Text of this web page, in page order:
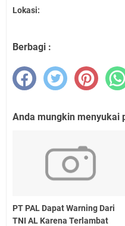
Lokasi:
Berbagi :
Anda mungkin menyukai
PT PAL Dapat Warning Dari
TNI AL Karena Terlambat